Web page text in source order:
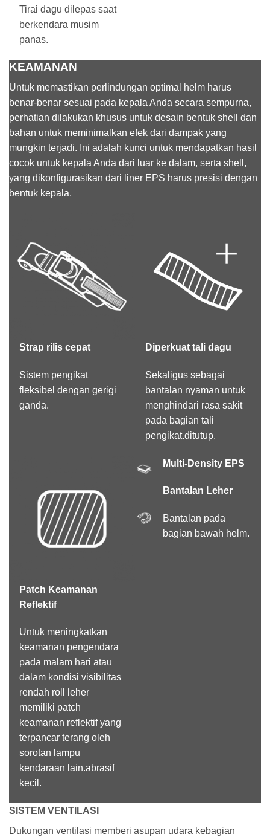
Tirai dagu dilepas saat
berkendara musim
panas.
KEAMANAN
Untuk memastikan perlindungan optimal helm harus
benar-benar sesuai pada kepala Anda secara sempurna,
perhatian dilakukan khusus untuk desain bentuk shell dan
bahan untuk meminimalkan efek dari dampak yang
mungkin terjadi. Ini adalah kunci untuk mendapatkan hasil
cocok untuk kepala Anda dari luar ke dalam, serta shell,
yang dikonfigurasikan dari liner EPS harus presisi dengan
bentuk kepala.
Strap rilis cepat
Sistem pengikat
fleksibel dengan gerigi
ganda.
Diperkuat tali dagu
Sekaligus sebagai
bantalan nyaman untuk
menghindari rasa sakit
pada bagian tali
pengikat.ditutup.
Patch Keamanan
Reflektif
Untuk meningkatkan
keamanan pengendara
pada malam hari atau
dalam kondisi visibilitas
rendah roll leher
memiliki patch
keamanan reflektif yang
terpancar terang oleh
sorotan lampu
kendaraan lain.abrasif
kecil.
Multi-Density EPS
Bantalan Leher
Bantalan pada
bagian bawah helm.
SISTEM VENTILASI
Dukungan ventilasi memberi asupan udara kebagian